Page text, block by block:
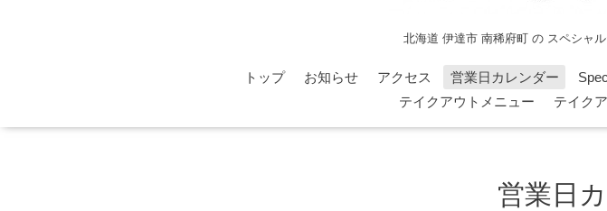
北海道 伊達市 南稀府町 の スペシャ
トップ お知らせ アクセス 営業日カレンダー
テイクアウトメニュー
テイク
営業日